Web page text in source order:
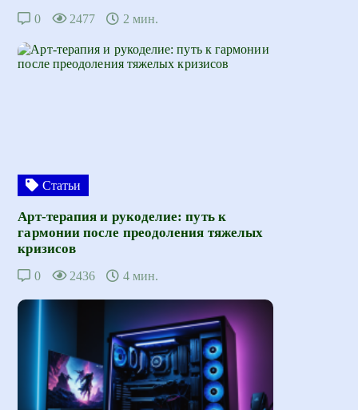
0 2477 2 мин.
Статьи
Арт-терапия и рукоделие: путь к
гармонии после преодоления тяжелых
кризисов
0 2436 4 мин.